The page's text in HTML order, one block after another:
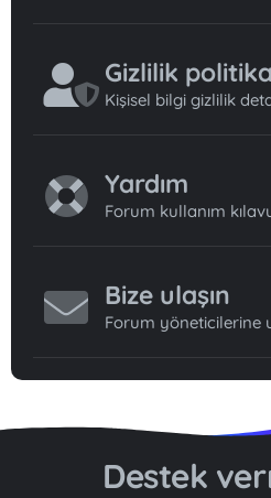
Gizlilik
Kişisel bilgi gizlilik
Yardım
Forum kullanım
Bize ulaşın
Forum yöneticilerine
Destek